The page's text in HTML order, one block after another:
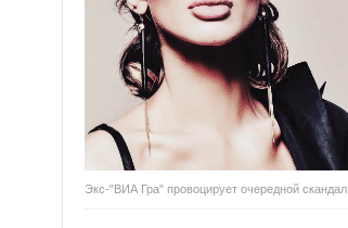
Экс-"ВИА Гра" провоцирует очередной скандал